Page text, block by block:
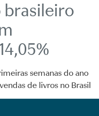
semanas do ano
de livros no Brasil